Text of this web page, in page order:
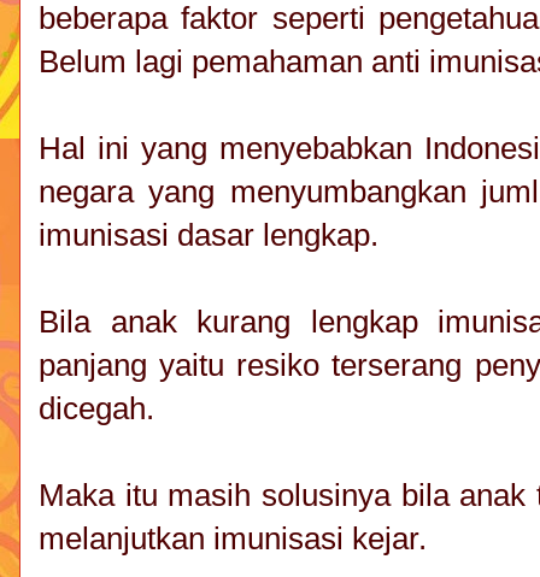
beberapa faktor seperti
Belum lagi pemahaman anti
Hal ini yang menyebabkan
negara yang menyumbangkan
imunisasi dasar lengkap.
Bila anak kurang lengkap
panjang yaitu resiko terserang
dicegah.
Maka itu masih solusinya bila
melanjutkan imunisasi kejar.